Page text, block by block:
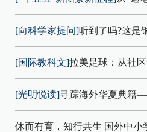
[向科学家提问]听到了吗?这是
[国际教科文]拉美足球：从社
[光明悦读]寻踪海外华夏典籍
休而有育，知行共生 国外中小